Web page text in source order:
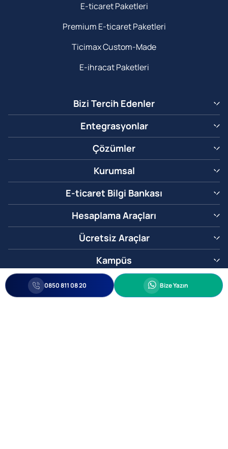
E-ticaret Paketleri
Premium E-ticaret Paketleri
Ticimax Custom-Made
E-ihracat Paketleri
Bizi Tercih Edenler
Entegrasyonlar
Çözümler
Kurumsal
E-ticaret Bilgi Bankası
Hesaplama Araçları
Ücretsiz Araçlar
Kampüs
0850 811 08 20 Whatsapp
Bize Yazın
0850 811 08 20